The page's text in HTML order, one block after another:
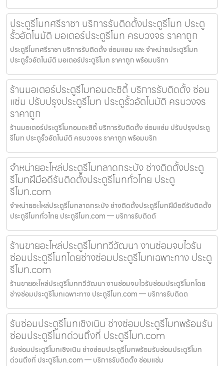
ประตูรีโมทศรีราชา บริการรับติดตั้งประตูรีโมท ประตู
รั้วอัตโนมัติ มอเตอร์ประตูรีโมท ครบวงจร ราคาถูก
ประตูรีโมทศรีราชา บริการรับติดตั้ง ซ่อมแซม และ จำหน่ายประตูรีโมท
ประตูรั้วอัตโนมัติ มอเตอร์ประตูรีโมท ราคาถูก พร้อมบริกา
ร้านมอเตอร์ประตูรีโมทอมตะซิตี้ บริการรับติดตั้ง ซ่อม
แซ่ม ปรับปรุงประตูรีโมท ประตูรั้วอัตโนมัติ ครบวงจร
ราคาถูก
ร้านมอเตอร์ประตูรีโมทอมตะซิตี้ บริการรับติดตั้ง ซ่อมแซ่ม ปรับปรุงประตู
รีโมท ประตูรั้วอัตโนมัติ ครบวงจร ราคาถูก พร้อมบริก
จำหน่ายอะไหล่ประตูรีโมทลาดกระบัง ช่างติดตั้งประตู
รีโมทฝีมือดีรับติดตั้งประตูรีโมททั่วไทย ประตู
รีโมท.com
จำหน่ายอะไหล่ประตูรีโมทลาดกระบัง ช่างติดตั้งประตูรีโมทฝีมือดีรับติดตั้ง
ประตูรีโมททั่วไทย ประตูรีโมท.com — บริการรับติดตั
ร้านขายอะไหล่ประตูรีโมททวีวัฒนา งานซ่อมจบไวรับ
ซ่อมประตูรีโมทโดยช่างซ่อมประตูรีโมทเฉพาะทาง ประตู
รีโมท.com
ร้านขายอะไหล่ประตูรีโมททวีวัฒนา งานซ่อมจบไวรับซ่อมประตูรีโมทโดย
ช่างซ่อมประตูรีโมทเฉพาะทาง ประตูรีโมท.com — บริการรับติดต
รับซ่อมประตูรีโมทเชิงเนิน ช่างซ่อมประตูรีโมทพร้อมรับ
ซ่อมประตูรีโมทด่วนถึงที่ ประตูรีโมท.com
รับซ่อมประตูรีโมทเชิงเนิน ช่างซ่อมประตูรีโมทพร้อมรับซ่อมประตูรีโมท
ด่วนถึงที่ ประตูรีโมท.com — บริการรับติดตั้ง ซ่อมแซ่ม